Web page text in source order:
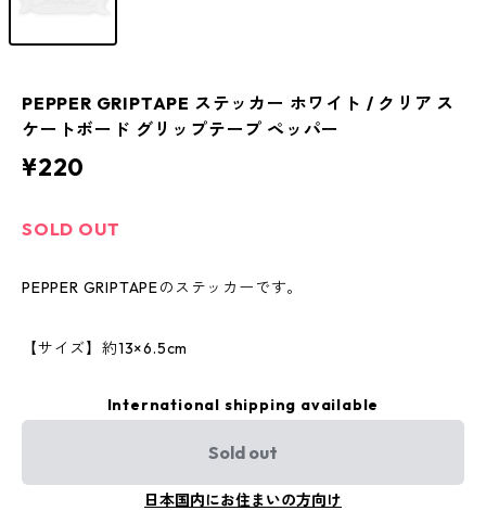
PEPPER GRIPTAPE ステッカー ホワイト / クリア ス
ケートボード グリップテープ ペッパー
¥220
SOLD OUT
PEPPER GRIPTAPEのステッカーです。
【サイズ】約13×6.5cm
International shipping available
Sold out
日本国内にお住まいの方向け